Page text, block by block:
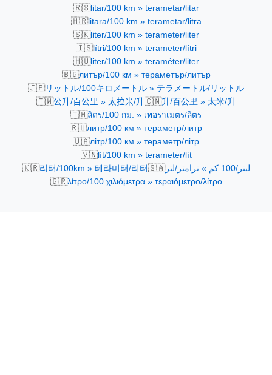
🇷🇸litar/100 km » terametar/litar
🇭🇷litara/100 km » terametar/litra
🇸🇰liter/100 km » terameter/liter
🇮🇸lítri/100 km » terameter/lítri
🇭🇺liter/100 km » teraméter/liter
🇧🇬литър/100 км » тераметър/литър
🇯🇵リットル/100キロメートル » テラメートル/リットル
🇹🇼公升/百公里 » 太拉米/升🇨🇳升/百公里 » 太米/升
🇹🇭ลิตร/100 กม. » เทอราเมตร/ลิตร
🇷🇺литр/100 км » тераметр/литр
🇺🇦літр/100 км » тераметр/літр
🇻🇳lít/100 km » terameter/lít
🇰🇷리터/100km » 테라미터/리터 🇸🇦 ليتر/100 كم » ترامتر/لتر
🇬🇷λίτρο/100 χιλιόμετρα » τεραιόμετρο/λίτρο